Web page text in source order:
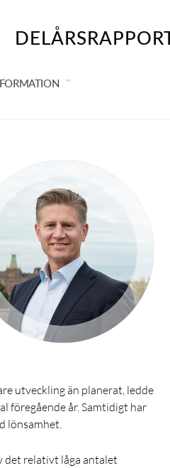
utveckling än planerat, ledde
föregående år. Samtidigt har
lönsamhet.
det relativt låga antalet